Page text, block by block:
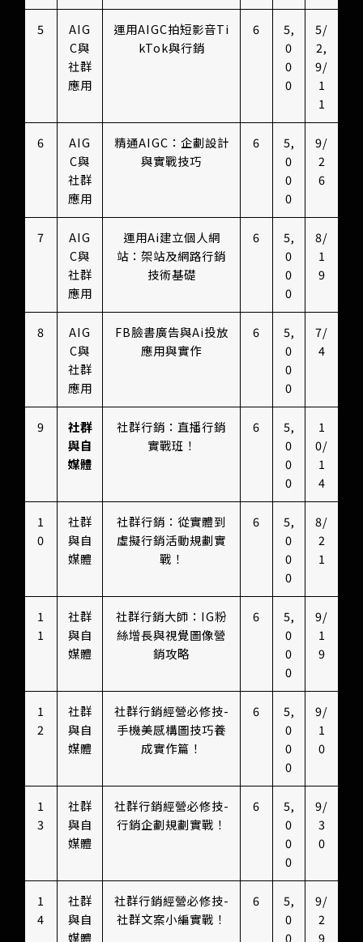
5
AIG
C與
社群
應用
運用AIGC拍短影音Ti
kTok與行銷
6
5,
0
0
0
5/
2,
9/
1
1
6
AIG
C與
社群
應用
精通AIGC：企劃設計
與實戰技巧
6
5,
0
0
0
9/
2
6
7
AIG
C與
社群
應用
運用Ai建立個人網
站：架站及網路行銷
技術基礎
6
5,
0
0
0
8/
1
9
8
AIG
C與
社群
應用
FB臉書廣告與Ai投放
應用與實作
6
5,
0
0
0
7/
4
9
社群
與自
媒體
社群行銷：直播行銷
實戰班！
6
5,
0
0
0
1
0/
1
4
1
0
社群
與自
媒體
社群行銷：從實體到
虛擬行銷活動規劃實
戰！
6
5,
0
0
0
8/
2
1
1
1
社群
與自
媒體
社群行銷大師：IG粉
絲增長與視覺圖像營
銷攻略
6
5,
0
0
0
9/
1
9
1
2
社群
與自
媒體
社群行銷經營必修技-
手機美感構圖技巧養
成實作篇！
6
5,
0
0
0
9/
1
0
1
3
社群
與自
媒體
社群行銷經營必修技-
行銷企劃規劃實戰！
6
5,
0
0
0
9/
3
0
1
4
社群
與自
媒體
社群行銷經營必修技-
社群文案小編實戰！
6
5,
0
0
9/
2
9